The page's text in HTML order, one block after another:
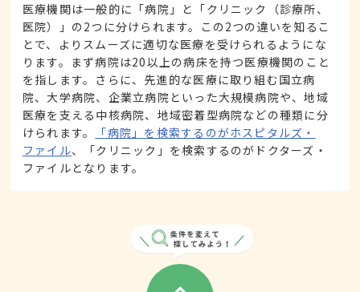
医療機関は一般的に「病院」と「クリニック（診療所、
医院）」の2つに分けられます。この2つの違いを知るこ
とで、よりスムーズに適切な医療を受けられるようにな
ります。まず病院は20以上の病床を持つ医療機関のこと
を指します。さらに、先進的な医療に取り組む国立病
院、大学病院、企業立病院といった大規模病院や、地域
医療を支える中核病院、地域密着型病院などの種類に分
けられます。
「病院」を検索するのがホスピタルズ・
ファイル、「クリニック」を検索するのがドクターズ・
ファイルとなります。